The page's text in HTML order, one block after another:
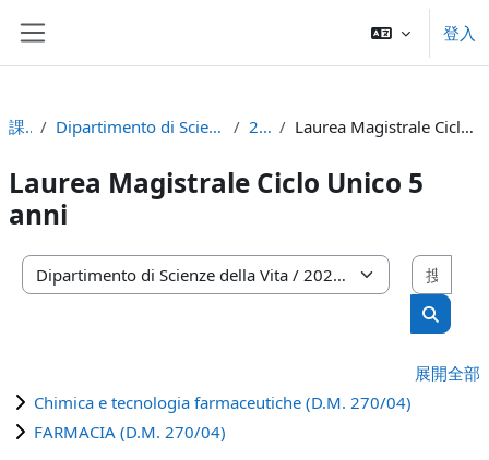
登入
課程 Dipartimento di Scienze della Vita 2022 Laurea Magistrale Ciclo Unico 5 anni
Laurea Magistrale Ciclo Unico 5
anni
課程類別
搜尋課
展開全部
Chimica e tecnologia farmaceutiche (D.M. 270/04)
FARMACIA (D.M. 270/04)